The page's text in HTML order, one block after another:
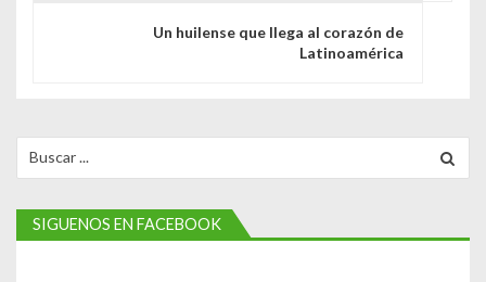
i
ó
n
Un huilense que llega al corazón de
Latinoamérica
for:
SIGUENOS EN FACEBOOK